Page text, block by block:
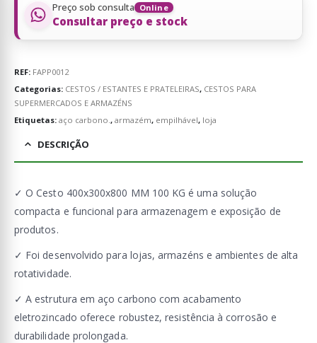
Preço sob consulta Online
Consultar preço e stock
REF: FAPP0012
Categorias: CESTOS / ESTANTES E PRATELEIRAS, CESTOS PARA
SUPERMERCADOS E ARMAZÉNS
Etiquetas: aço carbono. , armazém, empilhável, loja
DESCRIÇÃO
✓ O Cesto 400x300x800 MM 100 KG é uma solução
compacta e funcional para armazenagem e exposição de
produtos.
✓ Foi desenvolvido para lojas, armazéns e ambientes de alta
rotatividade.
✓ A estrutura em aço carbono com acabamento
eletrozincado oferece robustez, resistência à corrosão e
durabilidade prolongada.